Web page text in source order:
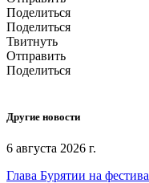
Поделиться
Поделиться
Твитнуть
Отправить
Поделиться
Другие новости
6 августа 2026 г.
Глава Бурятии на